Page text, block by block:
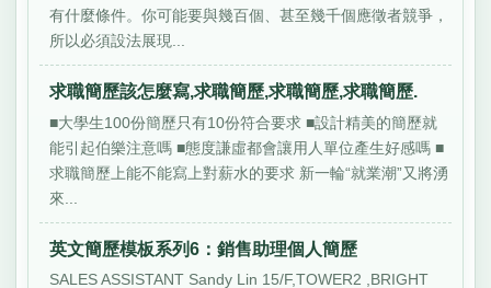
有什麼條件。你可能要與幾百個、甚至幾千個應徵者競爭，
所以必須設法展現...
求職簡歷該怎麼寫,求職簡歷,求職簡歷,求職簡歷.
■大學生100份簡歷只有10份符合要求 ■設計精美的簡歷就
能引起伯樂注意嗎 ■態度謙虛都會讓用人單位產生好感嗎 ■
求職簡歷上能不能寫上對薪水的要求 新一輪“就業潮”又將湧
來...
英文簡歷模板系列6：銷售助理個人簡歷
SALES ASSISTANT Sandy Lin 15/F,TOWER2 ,BRIGHT